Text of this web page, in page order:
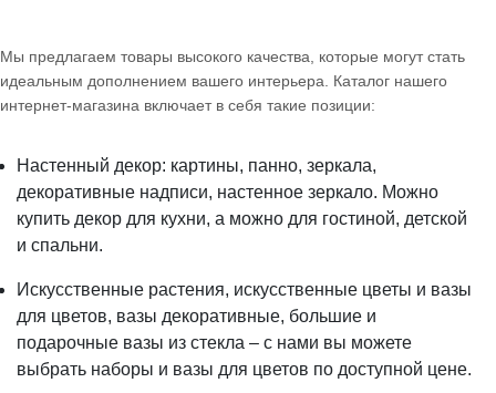
Мы предлагаем товары высокого качества, которые могут стать
идеальным дополнением вашего интерьера. Каталог нашего
интернет-магазина включает в себя такие позиции:
Настенный декор: картины, панно, зеркала,
декоративные надписи, настенное зеркало. Можно
купить декор для кухни, а можно для гостиной, детской
и спальни.
Искусственные растения, искусственные цветы и вазы
для цветов, вазы декоративные, большие и
подарочные вазы из стекла – с нами вы можете
выбрать наборы и вазы для цветов по доступной цене.